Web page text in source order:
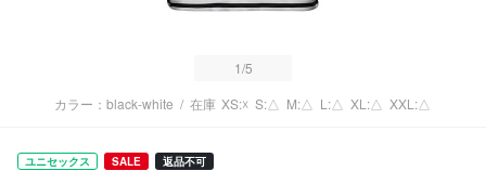
1/5
カラー：black-white / 在庫 XS:☓ S:△ M:△ L:△ XL:△ XXL:△
ユニセックス SALE 返品不可